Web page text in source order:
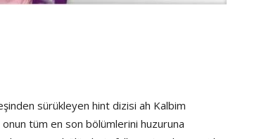
sürükleyen hint dizisi ah Kalbim
tüm en son bölümlerini huzuruna